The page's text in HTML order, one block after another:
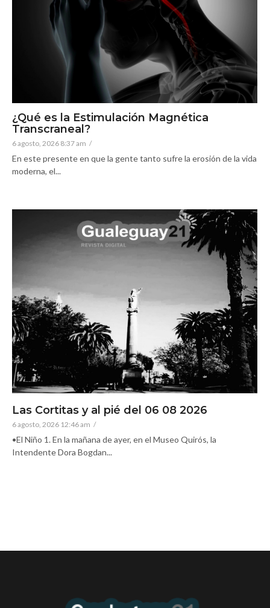
¿Qué es la Estimulación Magnética
Transcraneal?
6 agosto, 2026 8:37 am /
En este presente en que la gente tanto sufre la erosión de la vida
moderna, el...
Las Cortitas y al pié del 06 08 2026
6 agosto, 2026 12:46 am /
•El Niño 1. En la mañana de ayer, en el Museo Quirós, la
Intendente Dora Bogdan...